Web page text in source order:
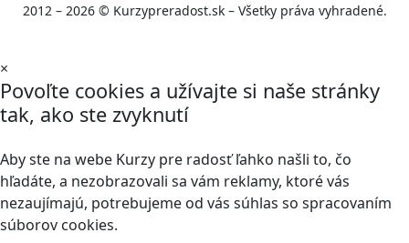
2012 – 2026 © Kurzypreradost.sk – Všetky práva vyhradené.
×
Povoľte cookies a užívajte si naše stránky
tak, ako ste zvyknutí
Aby ste na webe Kurzy pre radosť ľahko našli to, čo
hľadáte, a nezobrazovali sa vám reklamy, ktoré vás
nezaujímajú, potrebujeme od vás súhlas so spracovaním
súborov cookies.